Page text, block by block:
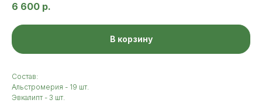
6 600 р.
В корзину
Состав:
Альстромерия - 19 шт.
Эвкалипт - 3 шт.